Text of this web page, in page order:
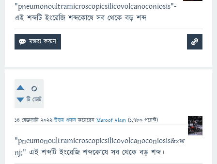
"pneumonoultramicroscopicsilicovolcanoconiosis‌"-
এই শব্দটি ইংরেজি শব্দকোষে সব থেকে বড় শব্দ
0
টি ভোট
14 ফেব্রুয়ারি 2022 উত্তর প্রদান করেছেন Maroof Alam (1,780 পয়েন্ট)
"pneumonoultramicroscopicsilicovolcanoconiosis&zw
nj;" এই শব্দটি ইংরেজি শব্দকোষে সব থেকে বড় শব্দ।